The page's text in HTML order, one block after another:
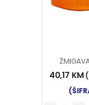
40,17 KM